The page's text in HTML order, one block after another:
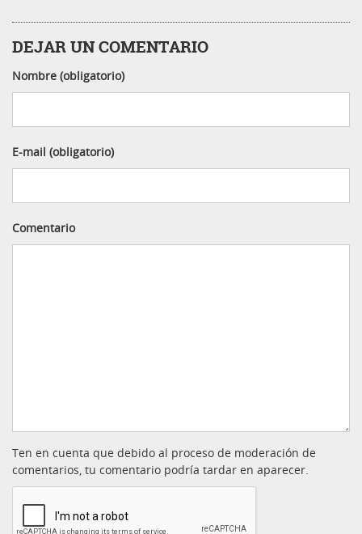
DEJAR UN COMENTARIO
Nombre (obligatorio)
E-mail (obligatorio)
Comentario
Ten en cuenta que debido al proceso de moderación de
comentarios, tu comentario podría tardar en aparecer.